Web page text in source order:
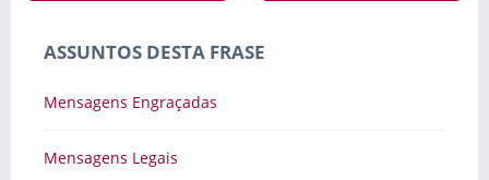
ASSUNTOS DESTA FRASE
Mensagens Engraçadas
Mensagens Legais